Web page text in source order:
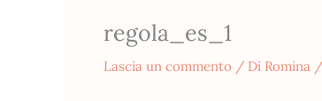
regola_es_1
Lascia un commento / Di Romina /